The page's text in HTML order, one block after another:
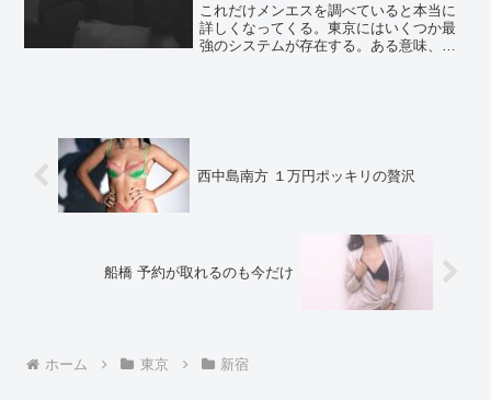
これだけメンエスを調べていると本当に
詳しくなってくる。東京にはいくつか最
強のシステムが存在する。ある意味、成
西中島南方 １万円ポッキリの贅沢
船橋 予約が取れるのも今だけ
ホーム 東京 新宿